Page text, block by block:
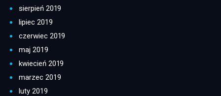
sierpień 2019
lipiec 2019
czerwiec 2019
maj 2019
kwiecień 2019
marzec 2019
luty 2019